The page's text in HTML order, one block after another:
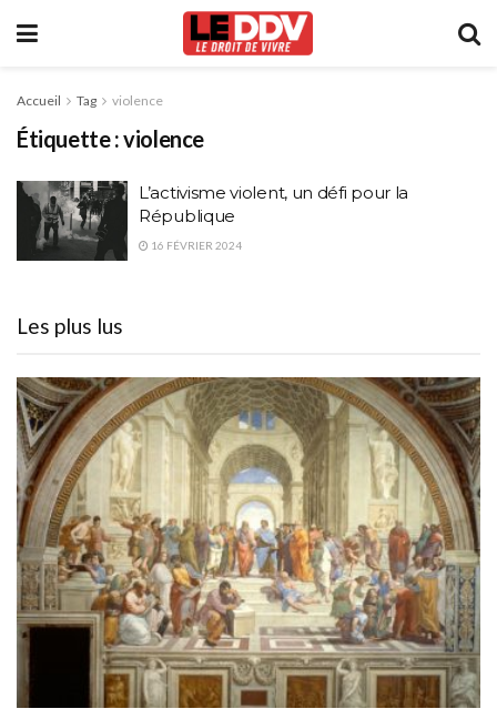
Accueil Tag violence
Étiquette :violence
L’activisme violent, un défi pour la
République
16 FÉVRIER 2024
Les plus lus